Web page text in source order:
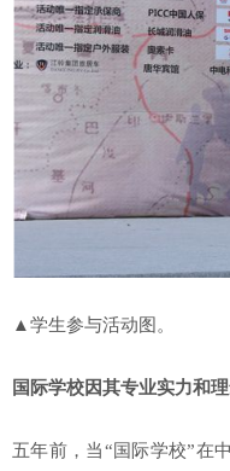
▲学生参与活动图。
国际学校因其专业实力和
五年前，当“国际学校”在